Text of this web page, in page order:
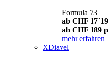
Formula 73
ab CHF
ab CHF 189
mehr erfahren
XDiavel